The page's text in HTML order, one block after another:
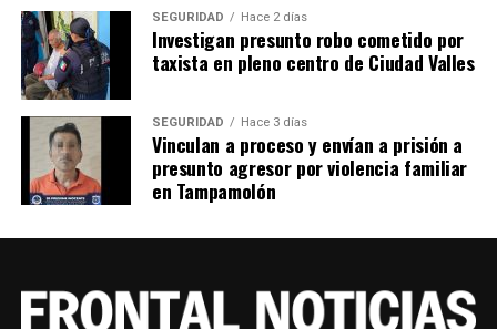
SEGURIDAD Hace 2 días
Investigan presunto robo cometido por
taxista en pleno centro de Ciudad Valles
SEGURIDAD Hace 3 días
Vinculan a proceso y envían a prisión a
presunto agresor por violencia familiar
en Tampamolón